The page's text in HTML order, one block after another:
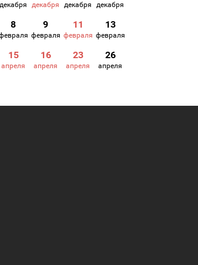
декабря декабря декабря декабря
8 9
февраля
11
февраля
13
февраля
15
апреля
16
апреля
23
апреля
26
апреля